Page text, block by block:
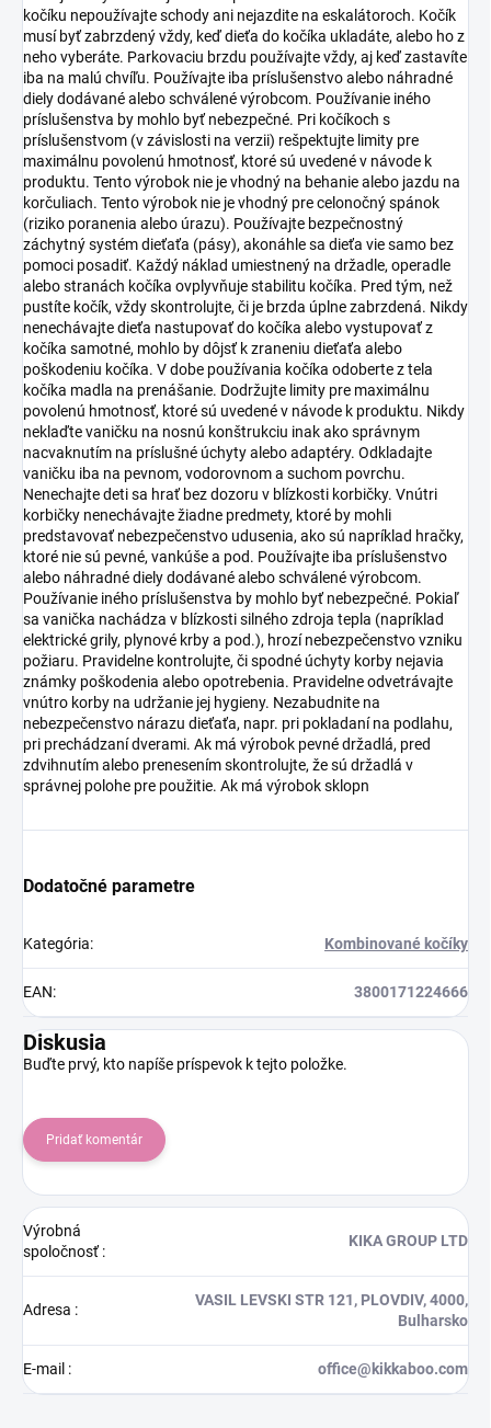
kočíku nepoužívajte schody ani nejazdite na eskalátoroch. Kočík
musí byť zabrzdený vždy, keď dieťa do kočíka ukladáte, alebo ho z
neho vyberáte. Parkovaciu brzdu používajte vždy, aj keď zastavíte
iba na malú chvíľu. Používajte iba príslušenstvo alebo náhradné
diely dodávané alebo schválené výrobcom. Používanie iného
príslušenstva by mohlo byť nebezpečné. Pri kočíkoch s
príslušenstvom (v závislosti na verzii) rešpektujte limity pre
maximálnu povolenú hmotnosť, ktoré sú uvedené v návode k
produktu. Tento výrobok nie je vhodný na behanie alebo jazdu na
korčuliach. Tento výrobok nie je vhodný pre celonočný spánok
(riziko poranenia alebo úrazu). Používajte bezpečnostný
záchytný systém dieťaťa (pásy), akonáhle sa dieťa vie samo bez
pomoci posadiť. Každý náklad umiestnený na držadle, operadle
alebo stranách kočíka ovplyvňuje stabilitu kočíka. Pred tým, než
pustíte kočík, vždy skontrolujte, či je brzda úplne zabrzdená. Nikdy
nenechávajte dieťa nastupovať do kočíka alebo vystupovať z
kočíka samotné, mohlo by dôjsť k zraneniu dieťaťa alebo
poškodeniu kočíka. V dobe používania kočíka odoberte z tela
kočíka madla na prenášanie. Dodržujte limity pre maximálnu
povolenú hmotnosť, ktoré sú uvedené v návode k produktu. Nikdy
neklaďte vaničku na nosnú konštrukciu inak ako správnym
nacvaknutím na príslušné úchyty alebo adaptéry. Odkladajte
vaničku iba na pevnom, vodorovnom a suchom povrchu.
Nenechajte deti sa hrať bez dozoru v blízkosti korbičky. Vnútri
korbičky nenechávajte žiadne predmety, ktoré by mohli
predstavovať nebezpečenstvo udusenia, ako sú napríklad hračky,
ktoré nie sú pevné, vankúše a pod. Používajte iba príslušenstvo
alebo náhradné diely dodávané alebo schválené výrobcom.
Používanie iného príslušenstva by mohlo byť nebezpečné. Pokiaľ
sa vanička nachádza v blízkosti silného zdroja tepla (napríklad
elektrické grily, plynové krby a pod.), hrozí nebezpečenstvo vzniku
požiaru. Pravidelne kontrolujte, či spodné úchyty korby nejavia
známky poškodenia alebo opotrebenia. Pravidelne odvetrávajte
vnútro korby na udržanie jej hygieny. Nezabudnite na
nebezpečenstvo nárazu dieťaťa, napr. pri pokladaní na podlahu,
pri prechádzaní dverami. Ak má výrobok pevné držadlá, pred
zdvihnutím alebo prenesením skontrolujte, že sú držadlá v
správnej polohe pre použitie. Ak má výrobok sklopn
Dodatočné parametre
Kategória: Kombinované kočíky
EAN: 3800171224666
Diskusia
Buďte prvý, kto napíše príspevok k tejto položke.
Pridať komentár
Výrobná
spoločnosť:
KIKA GROUP LTD
Adresa :
VASIL LEVSKI STR 121, PLOVDIV, 4000,
Bulharsko
E-mail : office@kikkaboo.com